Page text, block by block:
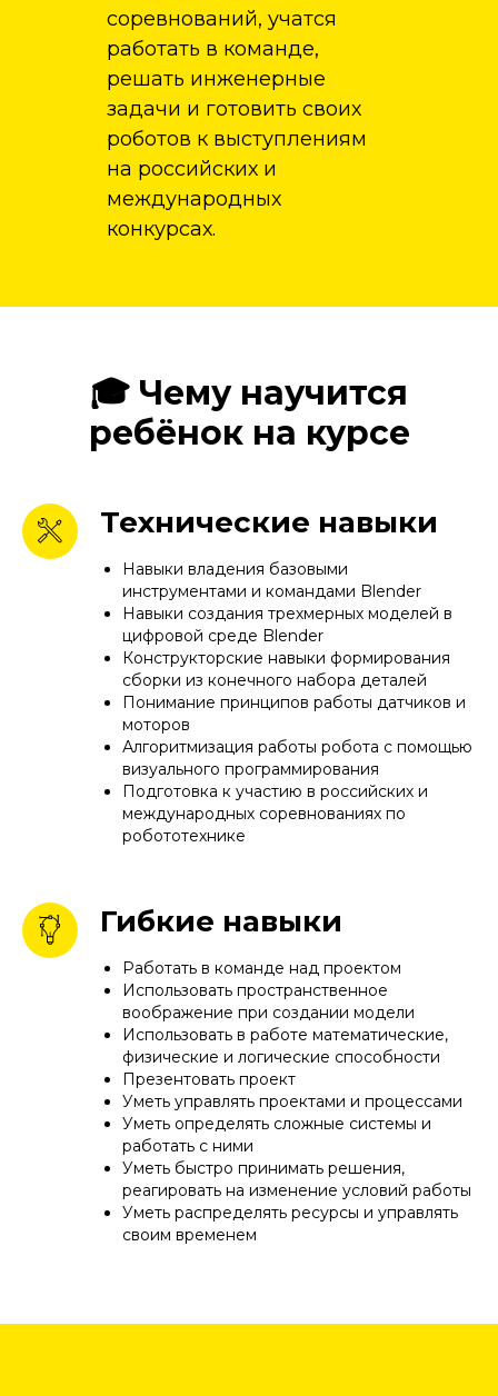
соревнований, учатся
работать в команде,
решать инженерные
задачи и готовить своих
роботов к выступлениям
на российских и
международных
конкурсах.
🎓 Чему научится
ребёнок на курсе
Технические навыки
Навыки владения базовыми
инструментами и командами Blender
Навыки создания трехмерных моделей в
цифровой среде Blender
Конструкторские навыки формирования
сборки из конечного набора деталей
Понимание принципов работы датчиков и
моторов
Алгоритмизация работы робота с помощью
визуального программирования
Подготовка к участию в российских и
международных соревнованиях по
робототехнике
Гибкие навыки
Работать в команде над проектом
Использовать пространственное
воображение при создании модели
Использовать в работе математические,
физические и логические способности
Презентовать проект
Уметь управлять проектами и процессами
Уметь определять сложные системы и
работать с ними
Уметь быстро принимать решения,
реагировать на изменение условий работы
Уметь распределять ресурсы и управлять
своим временем